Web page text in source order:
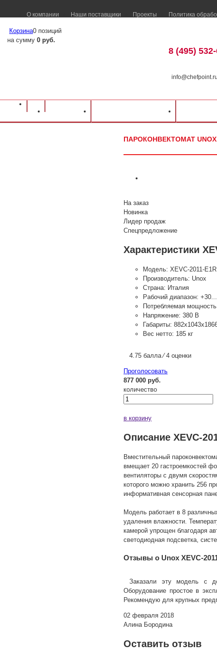
О компании Наши поставщики Проекты Политика
Корзина0 позиций
на сумму 0 руб.
8 (495)
Оборудование для ресторанов и кафе
ПАРОКОНВЕКТОМАТ UNOX
На заказ
Новинка
Лидер продаж
Спецпредложение
Характеристики
Модель: XEVC-2011-
Производитель: Unox
Страна: Италия
Рабочий диапазон:
Потребляемая
Напряжение: 380 В
Габариты:
Вес нетто: 185 кг
4.75 балла ⁄ 4 оценки
Проголосовать
877 000 руб.
количество
в корзину
Описание XEVC-
Вместительный
вмещает 20 гастроемкостей
вентиляторы с двумя
которого можно хранить 256
информативная сенсорная
Модель работает в 8
удаления влажности.
камерой упрощен благодаря
светодиодная подсветка,
Отзывы о Unox XEVC-
Заказали эту модель с
Оборудование простое в
Рекомендую для крупных
02 февраля 2018
Алина Бородина
Оставить отзыв